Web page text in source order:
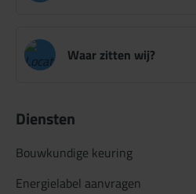
Waar zitten wij?
Diensten
Bouwkundige keuring
Energielabel aanvragen